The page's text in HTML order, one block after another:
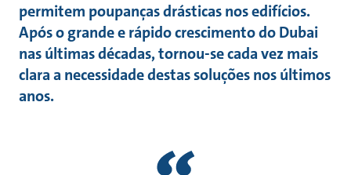
permitem poupanças drásticas nos edifícios.
Após o grande e rápido crescimento do Dubai
nas últimas décadas, tornou-se cada vez mais
clara a necessidade destas soluções nos últimos
anos.